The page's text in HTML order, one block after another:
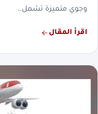
وجوي متميزة تشمل…
اقرأ المقال